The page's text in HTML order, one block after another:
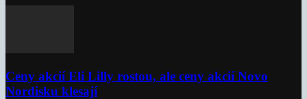
Ceny akcií Eli Lilly rostou, ale ceny akcií Novo
Nordisku klesají